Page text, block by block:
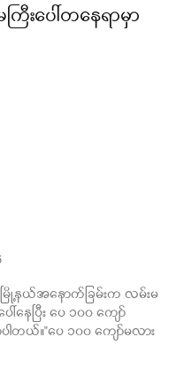
းပေါ်တနေရာမှာ
ြို့နယ်အနောက်ခြမ်းက လမ်းမ
ေပြီး ပေ ၁၀၀ ကျော်
ယ်။"ပေ ၁၀၀ ကျော်မလား